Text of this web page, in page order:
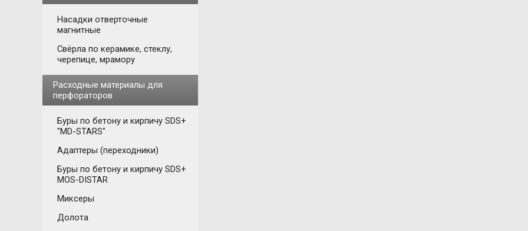
Насадки отверточные
магнитные
Свёрла по керамике, стеклу,
черепице, мрамору
Расходные материалы для
перфораторов
Буры по бетону и кирпичу SDS+
"MD-STARS"
Адаптеры (переходники)
Буры по бетону и кирпичу SDS+
MOS-DISTAR
Миксеры
Долота